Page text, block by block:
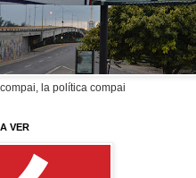
la política compai
VER